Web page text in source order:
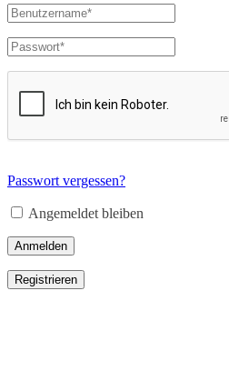
Passwort vergessen?
Angemeldet bleiben
Anmelden
Registrieren